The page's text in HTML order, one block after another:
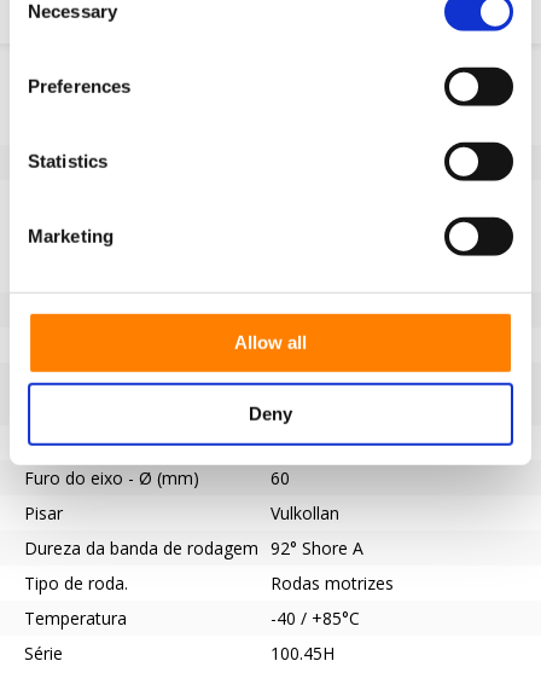
Selection
Necessary
Preferences
Statistics
Marketing
Allow all
Deny
Informação do produto
EAN
Banda de rodagem não
Diâmetro da roda (mm)
500
3000
Tipo de rolamento
Ranhura de chaveta de acordo
com a norma DIN 6885 JS9
Comprimento do cubo (mm)
80
Furo do eixo - Ø (mm)
60
Pisar
Vulkollan
Dureza da banda de rodagem 92° Shore A
Tipo de roda.
Rodas motrizes
Temperatura
-40 / +85°C
Série
100.45H